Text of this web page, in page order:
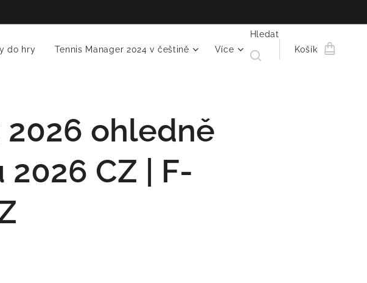
do hry Tennis Manager 2024 v češtině Více
Hledat
Košík
2026 ohledně
CZ | F-